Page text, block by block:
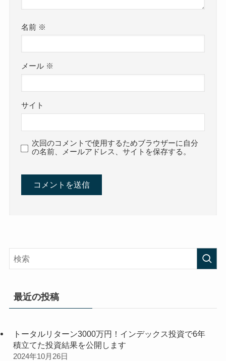
名前 ※
メール ※
サイト
次回のコメントで使用するためブラウザーに自分
の名前、メールアドレス、サイトを保存する。
最近の投稿
トータルリターン3000万円！インデックス投資で6年
積立てた投資結果を公開します
2024年10月26日